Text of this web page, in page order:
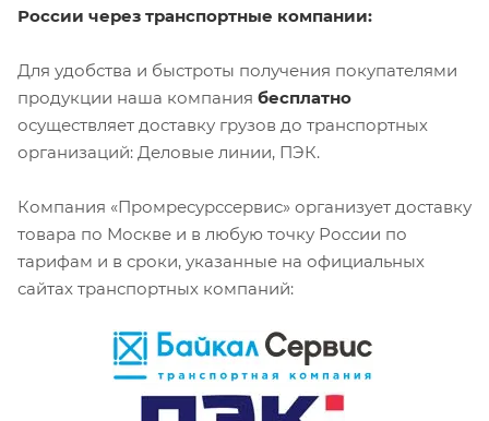
России через транспортные компании:
Для удобства и быстроты получения покупателями
продукции наша компания бесплатно
осуществляет доставку грузов до транспортных
организаций: Деловые линии, ПЭК.
Компания «Промресурссервис» организует доставку
товара по Москве и в любую точку России по
тарифам и в сроки, указанные на официальных
сайтах транспортных компаний: